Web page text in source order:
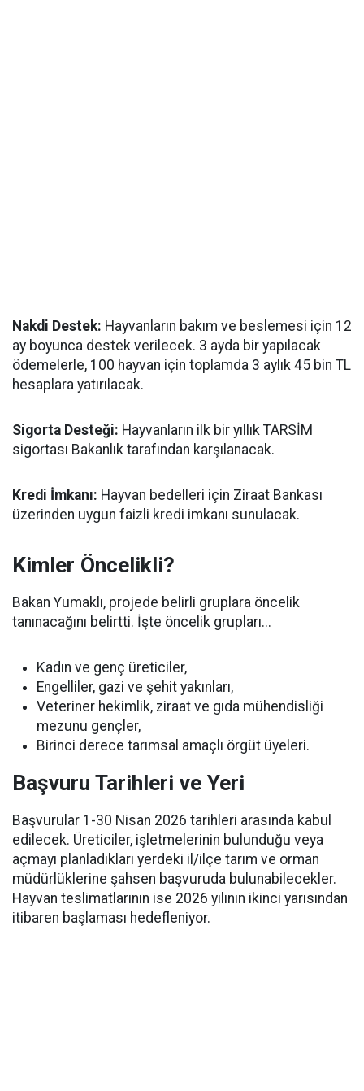
Nakdi Destek: Hayvanların bakım ve beslemesi için 12
ay boyunca destek verilecek. 3 ayda bir yapılacak
ödemelerle, 100 hayvan için toplamda 3 aylık 45 bin TL
hesaplara yatırılacak.
Sigorta Desteği: Hayvanların ilk bir yıllık TARSİM
sigortası Bakanlık tarafından karşılanacak.
Kredi İmkanı: Hayvan bedelleri için Ziraat Bankası
üzerinden uygun faizli kredi imkanı sunulacak.
Kimler Öncelikli?
Bakan Yumaklı, projede belirli gruplara öncelik
tanınacağını belirtti. İşte öncelik grupları...
Kadın ve genç üreticiler,
Engelliler, gazi ve şehit yakınları,
Veteriner hekimlik, ziraat ve gıda mühendisliği
mezunu gençler,
Birinci derece tarımsal amaçlı örgüt üyeleri.
Başvuru Tarihleri ve Yeri
Başvurular 1-30 Nisan 2026 tarihleri arasında kabul
edilecek. Üreticiler, işletmelerinin bulunduğu veya
açmayı planladıkları yerdeki il/ilçe tarım ve orman
müdürlüklerine şahsen başvuruda bulunabilecekler.
Hayvan teslimatlarının ise 2026 yılının ikinci yarısından
itibaren başlaması hedefleniyor.